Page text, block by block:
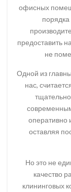
офисных
предоставить
не
Одной из
нас,
оперативно
оставляя
Но это не
качество
клининговых